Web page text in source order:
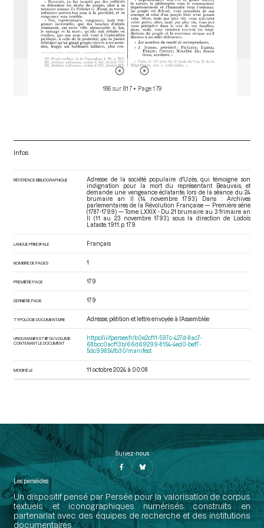
186 sur 817 • Page 179
Infos
RÉFÉRENCE BIBLIOGRAPHIQUE
Adresse de la société populaire d'Uzès, qui témoigne son
indignation pour la mort du représentant Beauvais, et
demande une vengeance éclatante, lors de la séance du 24
brumaire an II (14 novembre 1793). Dans : Archives
parlementaires de la Révolution Française — Première série
(1787-1799) — Tome LXXIX - Du 21 brumaire au 3 frimaire an
II (11 au 23 novembre 1793) , sous la direction de Lodoïs
Lataste. 1911. p. 179.
LANGUE PRINCIPALE Français
NOMBRE DE PAGES 1
PREMIÈRE PAGE 179
DERNIÈRE PAGE 179
TYPOLOGIE DOCUMENTAIRE Adresse, pétition et lettre envoyée à l’Assemblée
URI DU MANIFEST IIIF DU VOLUME
CONTENANT LE DOCUMENT
https://iiif.persee.fr/b0e2cf11-597c-427d-8ac7-
68bcc0acf13b/66d69299-8154-4ed0-bef7-
5dc99854fb30/manifest
MODIFIÉ LE 11 octobre 2024 à 00:08
Suivez-nous
Les perséides
Un dispositif pensé par Persée pour la valorisation de corpus
textuels et iconographiques numérisés construits en
partenariat avec des équipes de recherche et des institutions
documentaires.